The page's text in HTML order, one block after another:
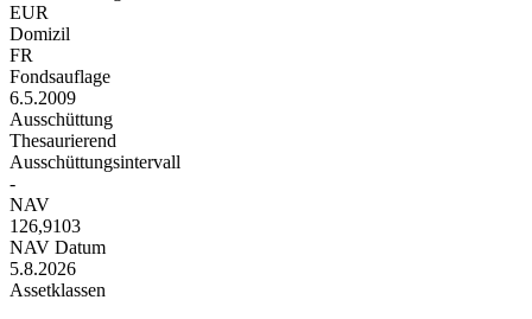
EUR
Domizil
FR
Fondsauflage
6.5.2009
Ausschüttung
Thesaurierend
Ausschüttungsintervall
-
NAV
126,9103
NAV Datum
5.8.2026
Assetklassen